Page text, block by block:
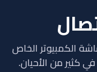
الكمبيوتر الخاص
كثير من الأحيان.